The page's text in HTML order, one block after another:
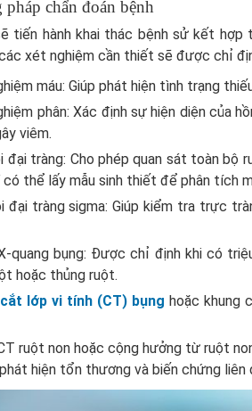
pháp chẩn đoán bệnh
tiến hành khai thác bệnh sử kết hợp
xét nghiệm cần thiết sẽ được chỉ
máu: Giúp phát hiện tình trạng
phân: Xác định sự hiện diện của
viêm.
đại tràng: Cho phép quan sát toàn bộ
thể lấy mẫu sinh thiết để phân tích
đại tràng sigma: Giúp kiểm tra trực
quang bụng: Được chỉ định khi có
hoặc thủng ruột.
lớp vi tính (CT) bụng hoặc khung
ruột non hoặc cộng hưởng từ ruột
hiện tổn thương và biến chứng liên